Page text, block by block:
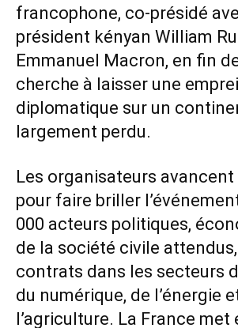
francophone, co-présidé
président kényan William
Emmanuel Macron, en fin
cherche à laisser une
diplomatique sur un
largement perdu.
Les organisateurs
pour faire briller
000 acteurs politiques,
de la société civile
contrats dans les secteurs
du numérique, de l’énergie
l’agriculture. La France met